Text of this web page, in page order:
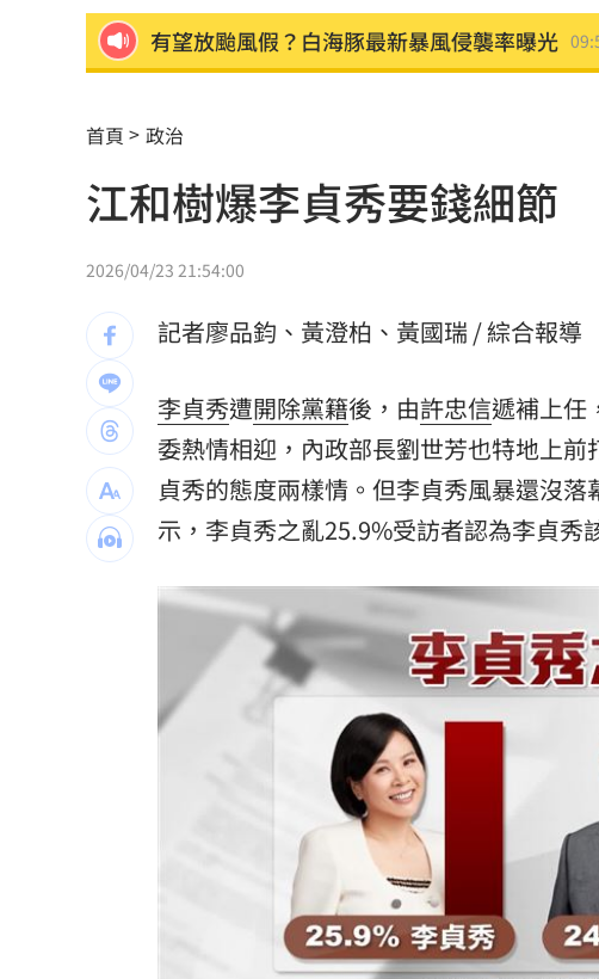
有望放颱風假？白海豚最新暴風侵襲率曝光
見自由之家 林佳龍：台灣經驗受國際重視
網友曬截圖控女友曾當小三 姜厚任回應了
不滿長期被碎念 尪抓狂揮金屬拐杖殺妻
周曉涵台語笑瘋全網 陳亞蘭放棄教學
邱瓈寬公司營收衰退 點名王心凌、楊丞琳
收重複訂購郵件！他急做1事積蓄瞬間蒸發
裘莉哥哥出櫃 認了：「我是同性戀」 09:23
楚奧特第6次在生日開轟 成MLB史上第3人
父親節少了爸爸 林逸欣哭揭他生前暖舉 09:17
漢光演習遇父親節 賴清德感性致謝國軍 09:17
5歲女62%燒傷搶救2個月！他曝父親節願望
雲林羊肉染戴奧辛！食藥署曝最新稽查進度
台灣彩券開獎直播中 20:31
LIVE三立+24小時直播 15:27
18:00
首頁 政治
江和樹爆李貞秀要錢細節
2026/04/23 21:54:00
記者廖品鈞、黃澄柏、黃國瑞 / 綜合報導
李貞秀遭開除黨籍後，由許忠信遞補上任
委熱情相迎，內政部長劉世芳也特地上
貞秀的態度兩樣情。但李貞秀風暴還沒
示，李貞秀之亂25.9%受訪者認為李貞秀